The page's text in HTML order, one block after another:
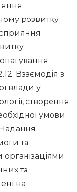
розвитку
Взаємодія з
влади у
створення
умови
Надання
та
організаціями
та
на